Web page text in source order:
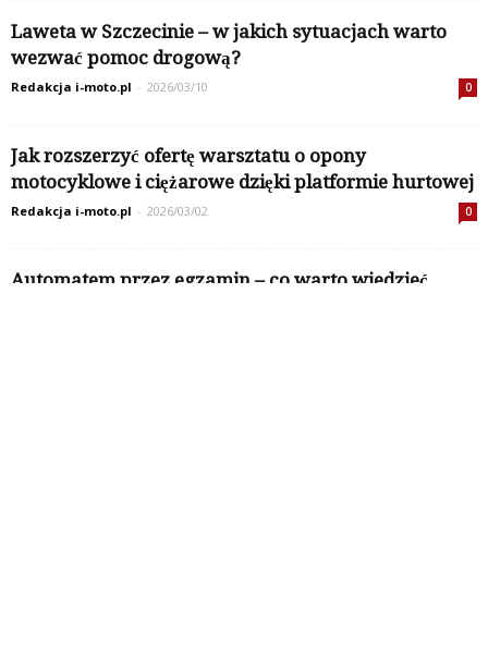
Redakcja i-moto.pl - 2026/03/27
Laweta w Szczecinie – w jakich sytuacjach warto
Redakcja i-moto.pl - 2026/03/10
Jak rozszerzyć ofertę warsztatu o opony
Redakcja i-moto.pl - 2026/03/02